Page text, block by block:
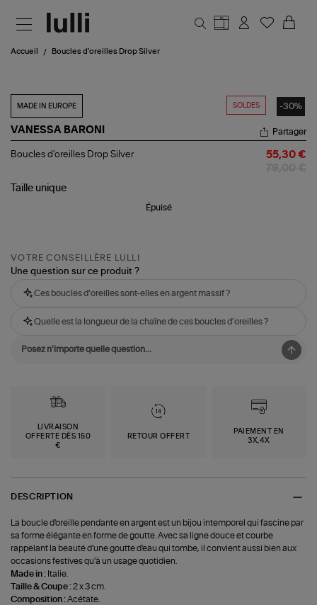
Accueil Boucles d'oreilles Drop Silver
SOLDES -30%
MADE IN EUROPE
VANESSA BARONI
Boucles
Silver
Partager
Boucles d'oreilles Drop Silver 55,30 €
Taille unique
Épuisé
VOTRE CONSEILLÈRE LULLI
Une question sur ce produit ?
Ces boucles d'oreilles sont-elles en argent massif ?
Quelle est la longueur de la chaîne de ces boucles d'oreilles ?
LIVRAISON
OFFERTE DÈS 150
€
RETOUR OFFERT
PAIEMENT EN
3X,4X
DESCRIPTION
La boucle d'oreille pendante en argent est un bijou intemporel qui fascine par
sa forme élégante en forme de goutte. Avec sa ligne douce et courbe
rappelant la beauté d'une goutte d'eau qui tombe, il convient aussi bien aux
occasions festives qu'à un usage quotidien.
Made in : Italie.
Taille & Coupe :2 x 3 cm.
Composition :Acétate.